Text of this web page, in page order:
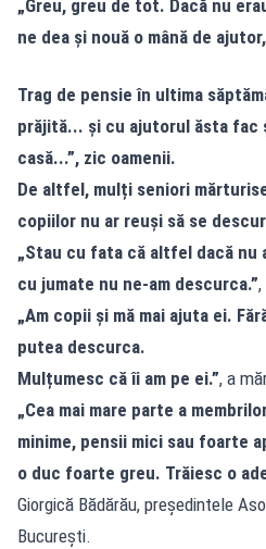
„Greu, greu de tot. Dacă nu
ne dea și nouă o mână de
Trag de pensie în ultima
prăjită... și cu ajutorul ăsta fac
casă...”, zic oamenii.
De altfel, mulți seniori
copiilor nu ar reuși să se
„Stau cu fata că altfel dacă nu
cu jumate nu ne-am descurca.”
„Am copii și mă mai ajuta ei.
putea descurca.
Mulțumesc că îi am pe ei.”, a
„Cea mai mare parte a
minime, pensii mici sau foarte
o duc foarte greu. Trăiesc o
Giorgică Bădărău, președintele
București.